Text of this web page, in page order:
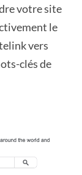
votre site
le
vers
clés de